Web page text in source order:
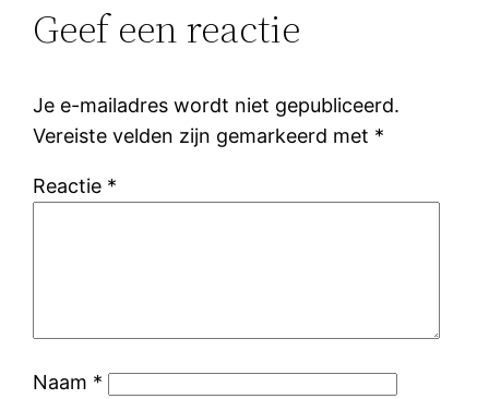
Geef een reactie
Je e-mailadres wordt niet gepubliceerd.
Vereiste velden zijn gemarkeerd met *
Reactie *
Naam *